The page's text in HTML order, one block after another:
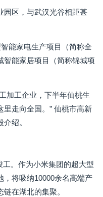
园区，与武汉光谷相距甚
能家电生产项目（简称全
智能家居项目（简称锦城项
加工企业，下半年仙桃生
走向全国。” 仙桃市高新
绍。
工。作为小米集团的超大型
，将吸纳10000余名高端产
在湖北的集聚。